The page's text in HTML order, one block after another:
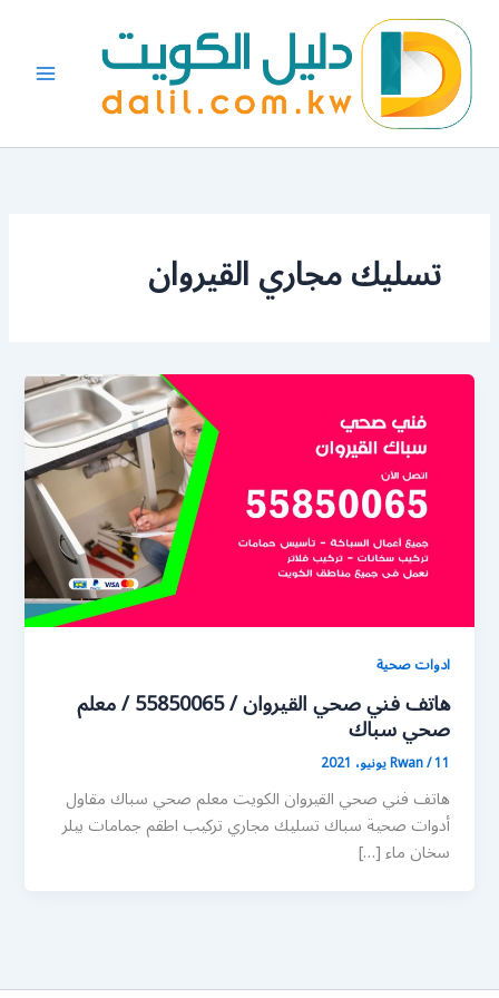
المحتوى
تسليك مجاري القيروان
ادوات صحية
هاتف فني صحي القيروان / 55850065 / معلم
صحي سباك
Rwan/11 يونيو، 2021
هاتف فني صحي القيروان الكويت معلم صحي سباك مقاول
أدوات صحية سباك تسليك مجاري تركيب اطقم جمامات بيلر
سخان ماء […]